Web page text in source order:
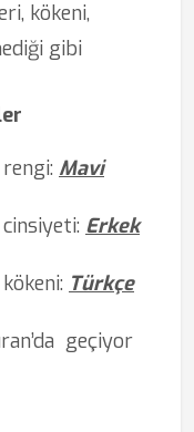
kökeni,
gibi
Mavi
Erkek
Türkçe
geçiyor